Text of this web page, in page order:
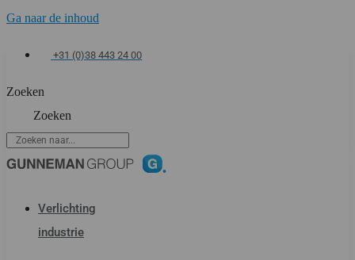
Ga naar de inhoud
+31 (0)38 443 24 00
Zoeken
Zoeken
Verlichting
industrie